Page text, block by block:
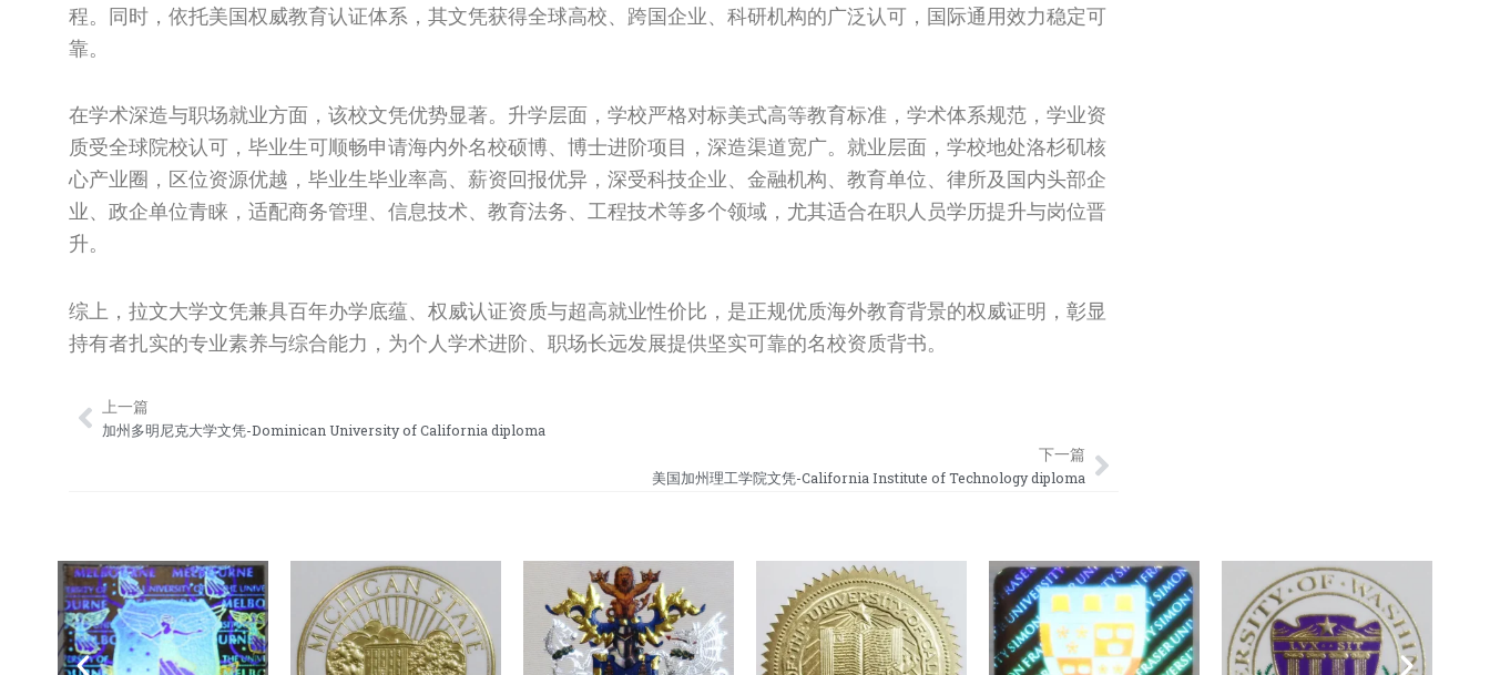
程。同时，依托美国权威教育认证体系，其文凭获得全球高校、跨国企业、科研机构的广泛认可，国际通用效力稳定可
靠。
在学术深造与职场就业方面，该校文凭优势显著。升学层面，学校严格对标美式高等教育标准，学术体系规范，学业资
质受全球院校认可，毕业生可顺畅申请海内外名校硕博、博士进阶项目，深造渠道宽广。就业层面，学校地处洛杉矶核
心产业圈，区位资源优越，毕业生毕业率高、薪资回报优异，深受科技企业、金融机构、教育单位、律所及国内头部企
业、政企单位青睐，适配商务管理、信息技术、教育法务、工程技术等多个领域，尤其适合在职人员学历提升与岗位晋
升。
综上，拉文大学文凭兼具百年办学底蕴、权威认证资质与超高就业性价比，是正规优质海外教育背景的权威证明，彰显
持有者扎实的专业素养与综合能力，为个人学术进阶、职场长远发展提供坚实可靠的名校资质背书。
Prev
上一篇
加州多明尼克大学文凭-Dominican University of California diploma
下一篇
美国加州理工学院文凭-California Institute of Technology diploma